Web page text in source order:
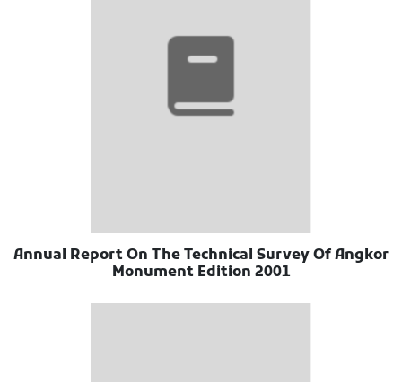
Annual Report On The Technical Survey Of Angkor
Monument Edition 2001